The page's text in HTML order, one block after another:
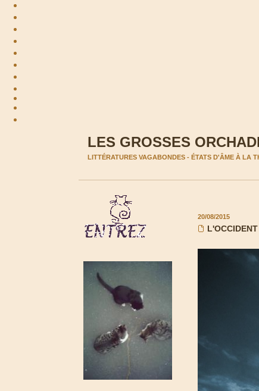
LES GROSSES
LITTÉRATURES VAGABONDES - ÉTATS D'ÂME À LA
20/08/2015